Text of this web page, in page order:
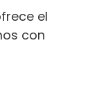
el
con